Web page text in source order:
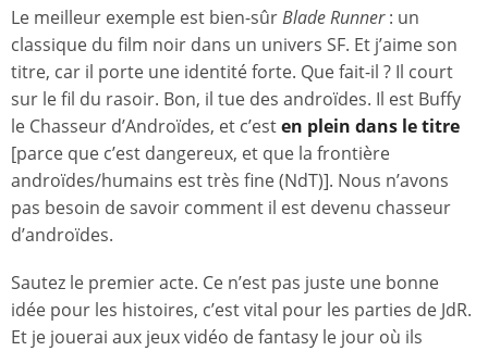
Le meilleur exemple est bien-sûrBlade Runner: un
classique du film noir dans un univers SF. Et j’aime son
titre, car il porte une identité forte. Que fait-il ? Il court
sur le fil du rasoir. Bon, il tue des androïdes. Il est Buffy
le Chasseur d’Androïdes, et c’esten plein dans le titre
[parce que c’est dangereux, et que la frontière
androïdes/humains est très fine (NdT)]. Nous n’avons
pas besoin de savoir comment il est devenu chasseur
d’androïdes.
Sautez le premier acte. Ce n’est pas juste une bonne
idée pour les histoires, c’est vital pour les parties de JdR.
Et je jouerai aux jeux vidéo de fantasy le jour où ils